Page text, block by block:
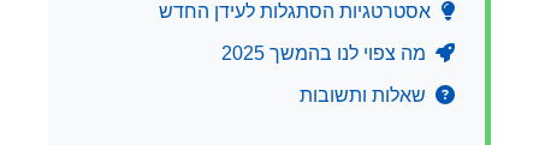
אסטרטגיות הסתגלות לעידן החדש
מה צפוי לנו בהמשך 2025
שאלות ותשובות